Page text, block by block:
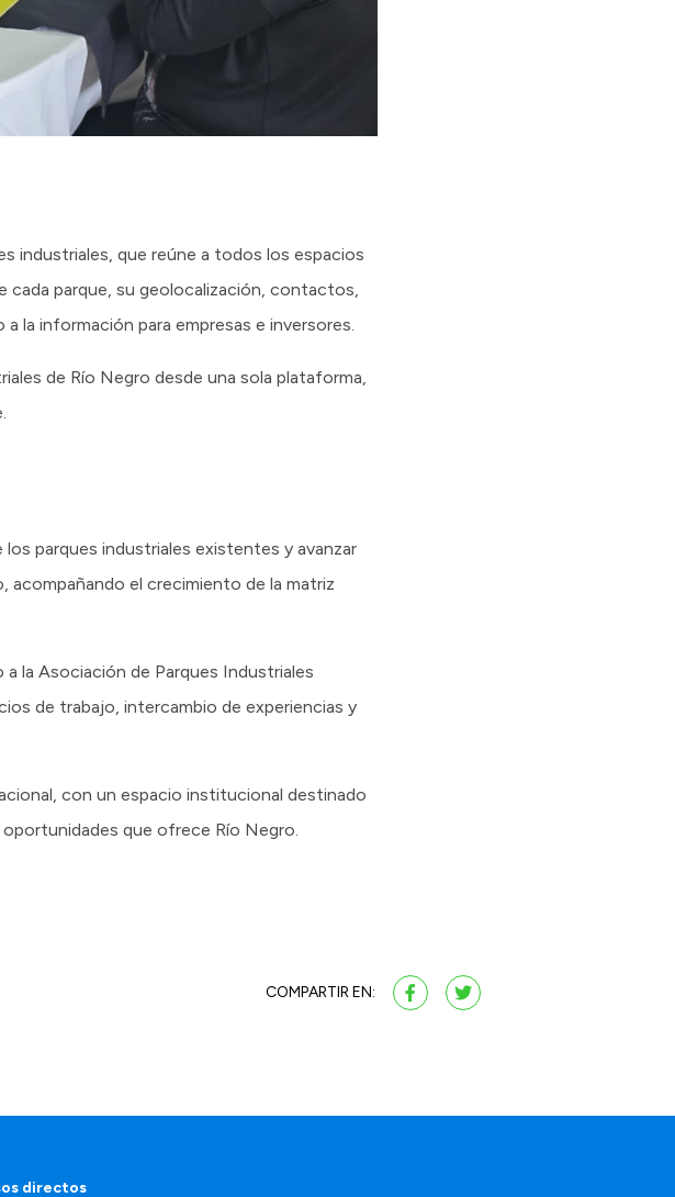
industriales, que reúne a todos los espacios
parque, su geolocalización, contactos,
la información para empresas e inversores.
de Río Negro desde una sola plataforma,
parques industriales existentes y avanzar
el crecimiento de la matriz
la Asociación de Parques Industriales
de trabajo, intercambio de experiencias y
con un espacio institucional destinado
que ofrece Río Negro.
COMPARTIR EN:
directos